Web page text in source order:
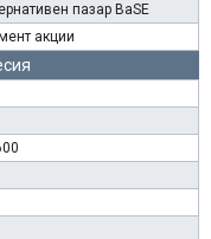
пазар BaSE
акции